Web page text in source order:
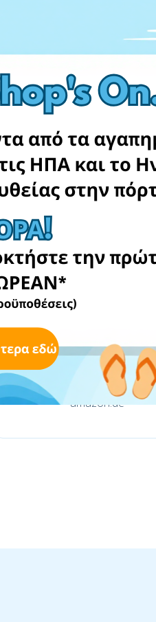
Argiro
amazon.de